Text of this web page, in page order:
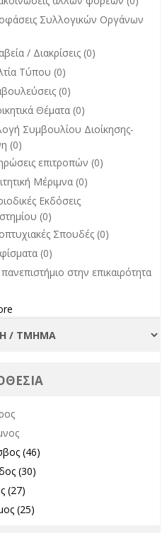
Συλλογικών Οργάνων
/ Διακρίσεις (0)
Τύπου (0)
(0)
Θέματα (0)
Συμβουλίου Διοίκησης-
(0)
επιτροπών (0)
Μέριμνα (0)
Εκδόσεις
(0)
Σπουδές (0)
(0)
στην επικαιρότητα
Σύρος filter
Λήμνος filter
filter
(46)
filter
(30)
filter
(27)
filter
(25)